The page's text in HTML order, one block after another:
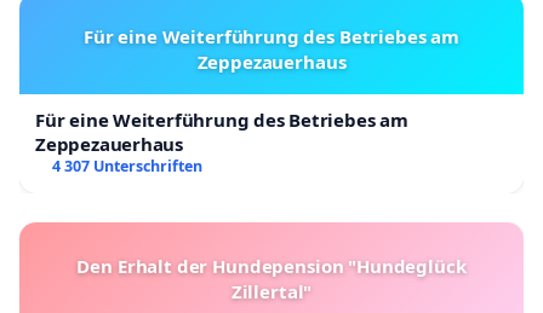
Für eine Weiterführung des Betriebes am
Zeppezauerhaus
Für eine Weiterführung des Betriebes am
Zeppezauerhaus
4 307 Unterschriften
Den Erhalt der Hundepension "Hundeglück
Zillertal"